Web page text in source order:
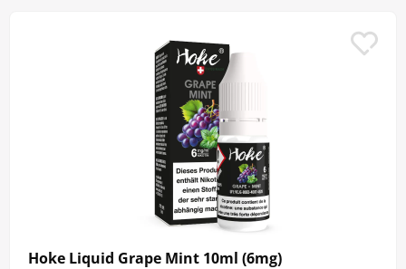
Hoke Liquid Grape Mint 10ml (6mg)